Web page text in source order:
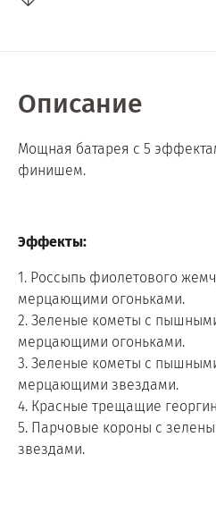
Описание
Мощная батарея с 5
финишем.
Эффекты:
1. Россыпь фиолетового
мерцающими огоньками.
2. Зеленые кометы с
мерцающими огоньками.
3. Зеленые кометы с
мерцающими звездами.
4. Красные трещащие
5. Парчовые короны с
звездами.